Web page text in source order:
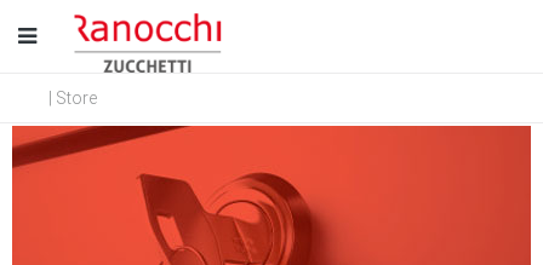
| Store